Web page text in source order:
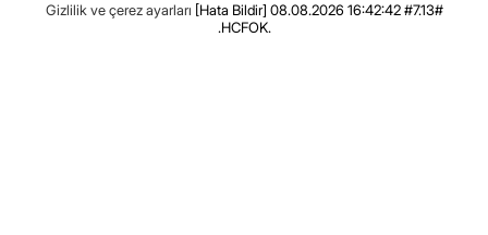
Gizlilik ve çerez ayarları [Hata Bildir] 08.08.2026 16:42:42 #7.13#
.HCFOK.